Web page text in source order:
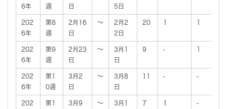
6年
週
日
5日
202
6年
第8
週
2月16
日
～
2月2
2日
20 1 1
202
6年
第9
週
2月23
日
～
3月1
日
9 - 1
202
6年
第1
0週
3月2
日
～
3月8
日
11 - -
202
第1
3月9
～
3月1
7 1 -